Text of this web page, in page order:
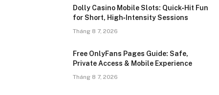
Dolly Casino Mobile Slots: Quick‑Hit Fun
for Short, High‑Intensity Sessions
Tháng 8 7, 2026
Free OnlyFans Pages Guide: Safe,
Private Access & Mobile Experience
Tháng 8 7, 2026